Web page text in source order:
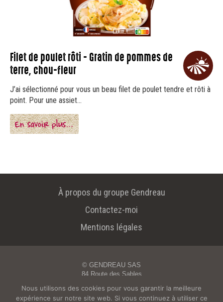
Filet de poulet rôti - Gratin de pommes de
terre, chou-fleur
J’ai sélectionné pour vous un beau filet de poulet tendre et rôti à
point. Pour une assiet...
En savoir plus…
À propos du groupe Gendreau
Contactez-moi
Mentions légales
© GENDREAU SAS
84 Route des Sables
Tél. : 02 51 55 49 88 - Email :oceane@gendreau.fr
Nous utilisons des cookies pour vous garantir la meilleure
expérience sur notre site web. Si vous continuez à utiliser ce